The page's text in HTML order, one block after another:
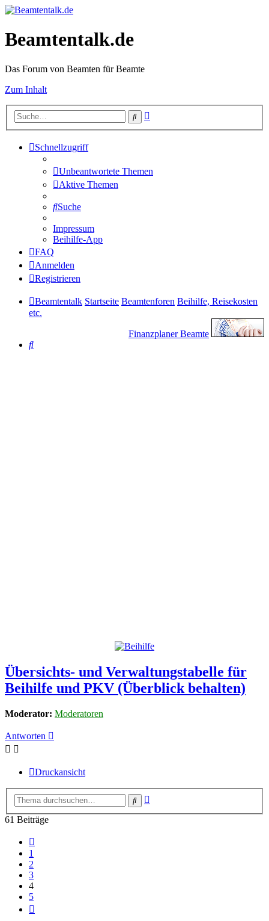
Beamtentalk.de
Das Forum von Beamten für Beamte
Zum Inhalt
Suche
Schnellzugriff
Unbeantwortete Themen
Aktive Themen
Suche
Impressum
Beihilfe-App
FAQ
Anmelden
Registrieren
Beamtentalk Startseite Beamtenforen Beihilfe, Reisekosten
etc.
Finanzplaner Beamte
Suche
Übersichts- und Verwaltungstabelle für
Beihilfe und PKV (Überblick behalten)
Moderator: Moderatoren
Antworten
Druckansicht
Suche
61 Beiträge
1
2
3
4
5